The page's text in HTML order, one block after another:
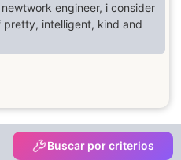
newtwork engineer, i consider
pretty, intelligent, kind and
Buscar por criterios